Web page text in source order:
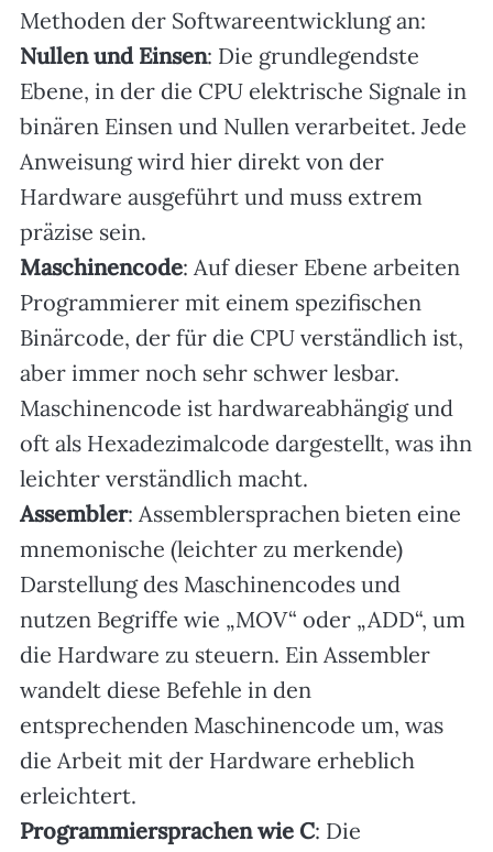
Methoden der Softwareentwicklung an:
Nullen und Einsen: Die grundlegendste
Ebene, in der die CPU elektrische Signale in
binären Einsen und Nullen verarbeitet. Jede
Anweisung wird hier direkt von der
Hardware ausgeführt und muss extrem
präzise sein.
Maschinencode: Auf dieser Ebene arbeiten
Programmierer mit einem spezifischen
Binärcode, der für die CPU verständlich ist,
aber immer noch sehr schwer lesbar.
Maschinencode ist hardwareabhängig und
oft als Hexadezimalcode dargestellt, was ihn
leichter verständlich macht.
Assembler: Assemblersprachen bieten eine
mnemonische (leichter zu merkende)
Darstellung des Maschinencodes und
nutzen Begriffe wie „MOV“ oder „ADD“, um
die Hardware zu steuern. Ein Assembler
wandelt diese Befehle in den
entsprechenden Maschinencode um, was
die Arbeit mit der Hardware erheblich
erleichtert.
Programmiersprachen wie C: Die